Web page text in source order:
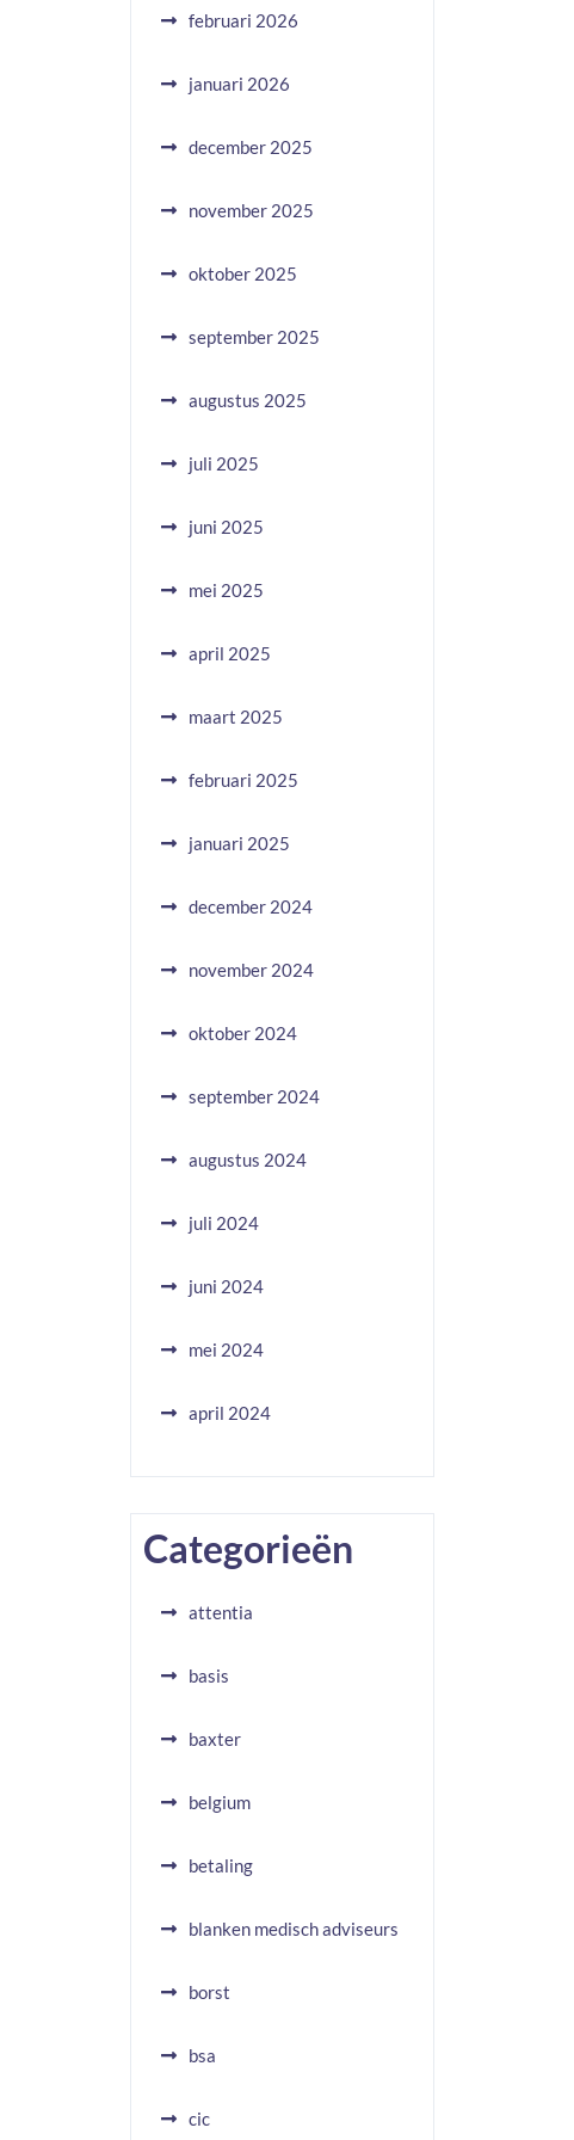
februari 2026
januari 2026
december 2025
november 2025
oktober 2025
september 2025
augustus 2025
juli 2025
juni 2025
mei 2025
april 2025
maart 2025
februari 2025
januari 2025
december 2024
november 2024
oktober 2024
september 2024
augustus 2024
juli 2024
juni 2024
mei 2024
april 2024
Categorieën
attentia
basis
baxter
belgium
betaling
blanken medisch adviseurs
borst
bsa
cic